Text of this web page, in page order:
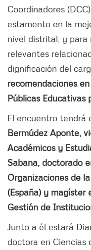
Coordinadores
estamento en la
nivel distrital, y
relevantes
dignificación del
recomendaciones
Públicas Educativas
El encuentro tendrá
Bermúdez Aponte,
Académicos y
Sabana, doctorado
Organizaciones de
(España) y magíster
Gestión de
Junto a él estará
doctora en Ciencias